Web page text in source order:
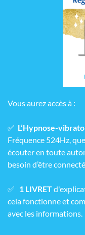
Vous aurez accès à :
✅ L’Hypnose-
Fréquence 524Hz,
écouter en toute
besoin d’être
✅ 1 LIVRET
cela fonctionne et
avec les informations.